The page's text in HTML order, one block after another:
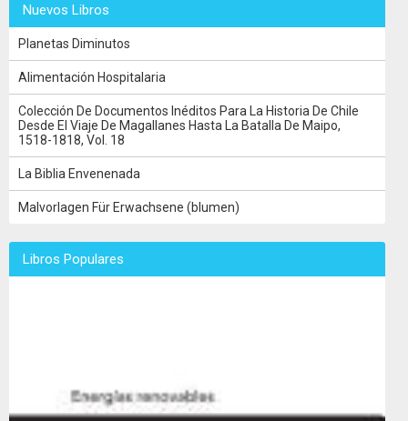
Nuevos Libros
Planetas Diminutos
Alimentación Hospitalaria
Colección De Documentos Inéditos Para La Historia De Chile
Desde El Viaje De Magallanes Hasta La Batalla De Maipo,
1518-1818, Vol. 18
La Biblia Envenenada
Malvorlagen Für Erwachsene (blumen)
Libros Populares